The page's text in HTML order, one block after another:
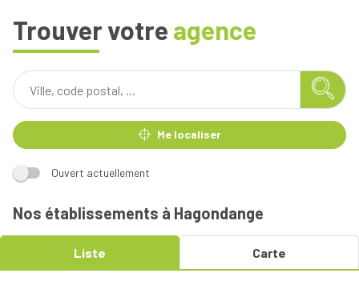
Trouver votre agence
Me localiser
Ouvert actuellement
Nos établissements à Hagondange
Liste Carte